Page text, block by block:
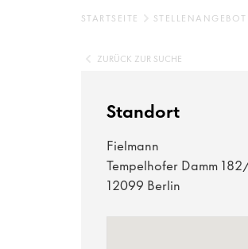
STARTSEITE
ZURÜCK ZUR SUCHE
Standort
Fielmann
Tempelhofer Damm
12099 Berlin